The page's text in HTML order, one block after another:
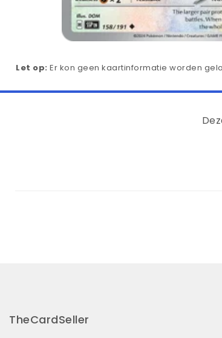
Let op: Er kon geen kaartinformatie worden
TheCardSeller